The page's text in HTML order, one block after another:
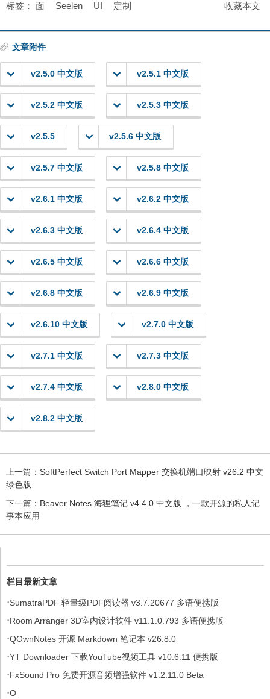
收藏本文
标签： 面 Seelen UI 定制
文章附件
v2.5.0 中文版 v2.5.1 中文版
v2.5.2 中文版 v2.5.3 中文版
v2.5.5 v2.5.6 中文版
v2.5.7 中文版 v2.5.8 中文版
v2.6.1 中文版 v2.6.2 中文版
v2.6.3 中文版 v2.6.4 中文版
v2.6.5 中文版 v2.6.6 中文版
v2.6.8 中文版 v2.6.9 中文版
v2.6.10 中文版 v2.7.0 中文版
v2.7.1 中文版 v2.7.3 中文版
v2.7.4 中文版 v2.8.0 中文版
v2.8.2 中文版
上一篇： SoftPerfect Switch Port Mapper 交换机端口映射 v26.2 中文
绿色版
下一篇： Beaver Notes 海狸笔记 v4.4.0 中文版 ，一款开源的私人记
事本应用
栏目最新文章
·SumatraPDF 轻量级PDF阅读器 v3.7.20677 多语便携版
·Room Arranger 3D室内设计软件 v11.1.0.793 多语便携版
·QOwnNotes 开源 Markdown 笔记本 v26.8.0
·YT Downloader 下载YouTube视频工具 v10.6.11 便携版
·FxSound Pro 免费开源音频增强软件 v1.2.11.0 Beta
·O